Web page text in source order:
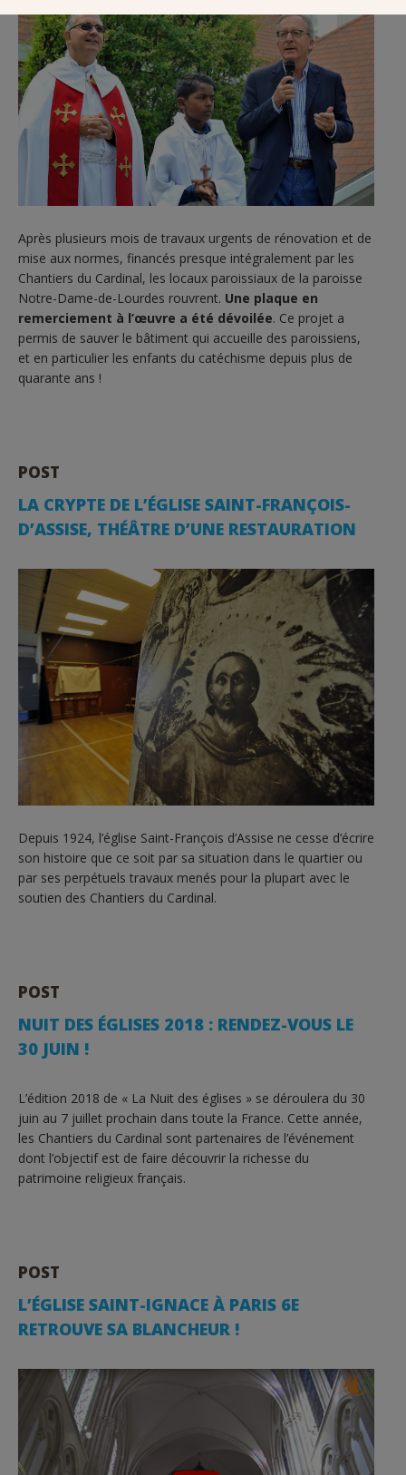
Après plusieurs mois de travaux urgents de rénovation et de
mise aux normes, financés presque intégralement par les
Chantiers du Cardinal, les locaux paroissiaux de la paroisse
Notre-Dame-de-Lourdes rouvrent. Une plaque en
remerciement à l’œuvre a été dévoilée. Ce projet a
permis de sauver le bâtiment qui accueille des paroissiens,
et en particulier les enfants du catéchisme depuis plus de
quarante ans !
POST
LA CRYPTE DE L’ÉGLISE SAINT-FRANÇOIS-
D’ASSISE, THÉÂTRE D’UNE RESTAURATION
Depuis 1924, l’église Saint-François d’Assise ne cesse d’écrire
son histoire que ce soit par sa situation dans le quartier ou
par ses perpétuels travaux menés pour la plupart avec le
soutien des Chantiers du Cardinal.
POST
NUIT DES ÉGLISES 2018 : RENDEZ-VOUS LE
30 JUIN !
L’édition 2018 de « La Nuit des églises » se déroulera du 30
juin au 7 juillet prochain dans toute la France. Cette année,
les Chantiers du Cardinal sont partenaires de l’événement
dont l’objectif est de faire découvrir la richesse du
patrimoine religieux français.
POST
L’ÉGLISE SAINT-IGNACE À PARIS 6E
RETROUVE SA BLANCHEUR !